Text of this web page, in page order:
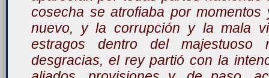
cosecha se atrofiaba por
nuevo, y la corrupción y la mala
estragos dentro del majestuoso
desgracias, el rey partió con la